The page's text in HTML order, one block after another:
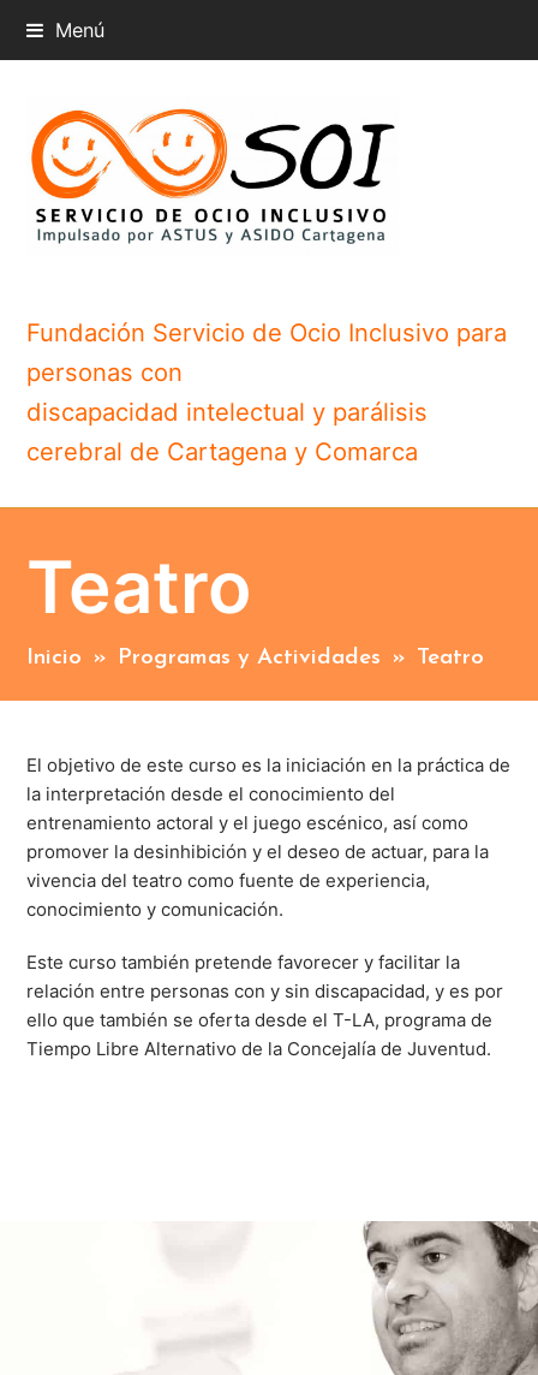
Menú
Fundación Servicio de Ocio Inclusivo para
personas con
discapacidad intelectual y parálisis
cerebral de Cartagena y Comarca
Teatro
Inicio » Programas y Actividades » Teatro
El objetivo de este curso es la iniciación en la práctica de
la interpretación desde el conocimiento del
entrenamiento actoral y el juego escénico, así como
promover la desinhibición y el deseo de actuar, para la
vivencia del teatro como fuente de experiencia,
conocimiento y comunicación.
Este curso también pretende favorecer y facilitar la
relación entre personas con y sin discapacidad, y es por
ello que también se oferta desde el T-LA, programa de
Tiempo Libre Alternativo de la Concejalía de Juventud.